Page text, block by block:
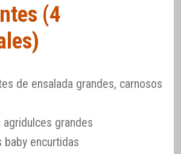
(4
de ensalada grandes, carnosos
grandes
baby encurtidas